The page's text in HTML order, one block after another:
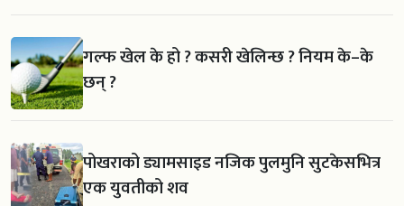
गल्फ खेल के हो ? कसरी खेलिन्छ ? नियम के–के
छन् ?
पोखराको ड्यामसाइड नजिक पुलमुनि सुटकेसभित्र
एक युवतीको शव